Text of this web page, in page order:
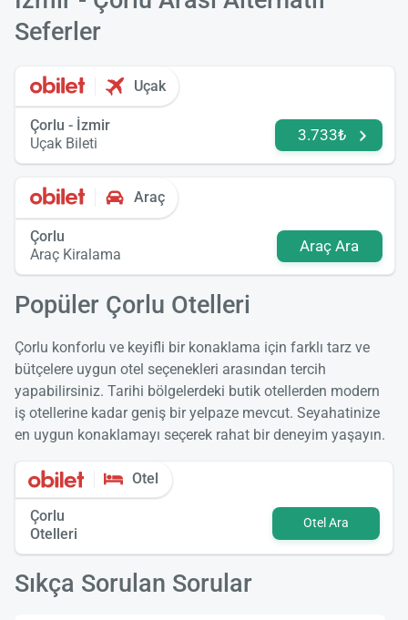
Seferler
Uçak
Çorlu - İzmir
Uçak Bileti
3.733₺
Araç
Çorlu
Araç Kiralama
Araç Ara
Popüler Çorlu Otelleri
Çorlu konforlu ve keyifli bir konaklama için farklı tarz ve
bütçelere uygun otel seçenekleri arasından tercih
yapabilirsiniz. Tarihi bölgelerdeki butik otellerden modern
iş otellerine kadar geniş bir yelpaze mevcut. Seyahatinize
en uygun konaklamayı seçerek rahat bir deneyim yaşayın.
Otel
Çorlu
Otelleri
Otel Ara
Sıkça Sorulan Sorular